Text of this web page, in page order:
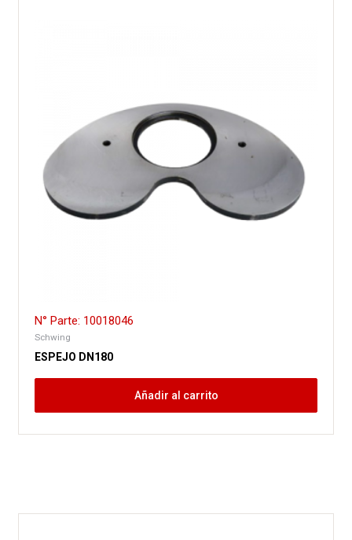
N° Parte: 10018046
Schwing
ESPEJO DN180
Añadir al carrito